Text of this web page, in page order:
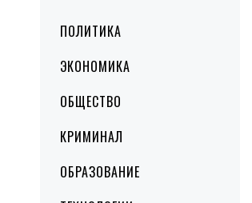
MenuПОЛИТИКА
ЭКОНОМИКА
ОБЩЕСТВО
КРИМИНАЛ
ОБРАЗОВАНИЕ